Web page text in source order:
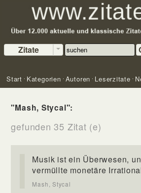
Zitate
Start Kategorien Autoren Leserzitate
"Mash, Stycal":
gefunden 35 Zitat (e)
Musik ist ein Überwesen,
vermüllte monetäre
Mash, Stycal